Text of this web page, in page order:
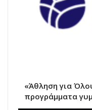
«Άθληση για
προγράμματα